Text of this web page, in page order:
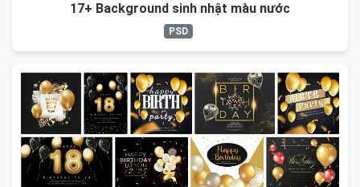
17+ Background sinh nhật màu nước
PSD